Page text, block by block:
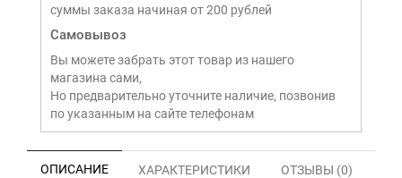
суммы заказа начиная от 200 рублей
Самовывоз
Вы можете забрать этот товар из нашего
магазина сами,
Но предварительно уточните наличие, позвонив
по указанным на сайте телефонам
ОПИСАНИЕ ХАРАКТЕРИСТИКИ ОТЗЫВЫ (0)